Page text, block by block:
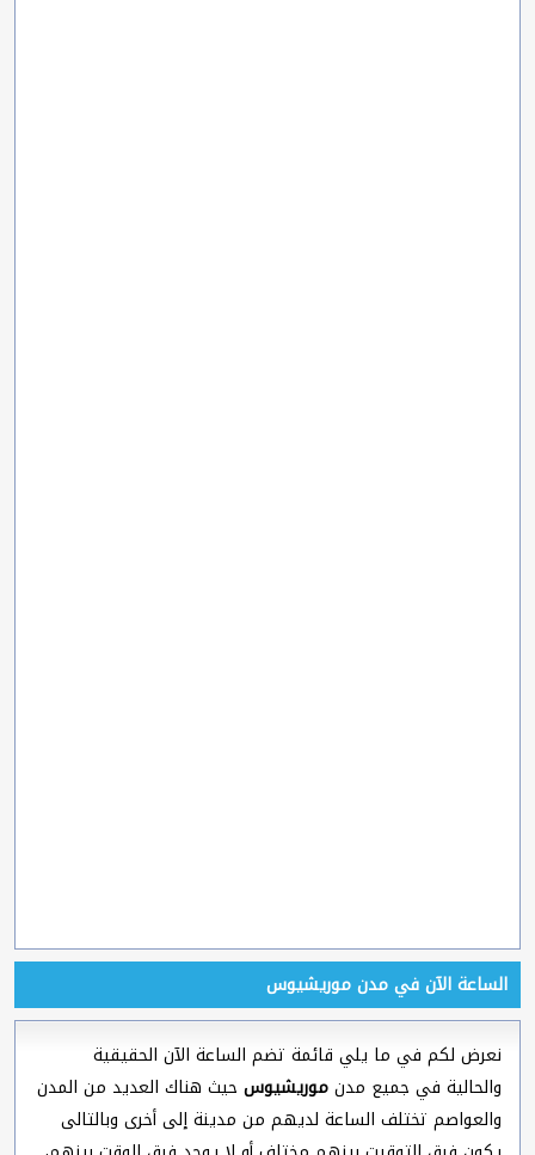
الساعة الآن في مدن موريشيوس
نعرض لكم في ما يلي قائمة تضم الساعة الآن الحقيقية
والحالية في جميع مدنموريشيوس حيث هناك العديد من المدن
والعواصم تختلف الساعة لديهم من مدينة إلى أخرى وبالتالى